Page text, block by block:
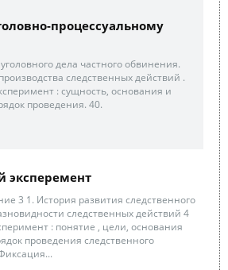
процессуальному
дела частного обвинения.
следственных действий .
: сущность, основания и
проведения. 40.
эксперемент
3 1. История развития следственного
следственных действий 4
: понятие , цели, основания
проведения следственного